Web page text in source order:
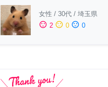
女性 / 30代 / 埼玉県
sentiment_satisfied 2 sentiment_neutral 0 sentiment_dissatisfied 0